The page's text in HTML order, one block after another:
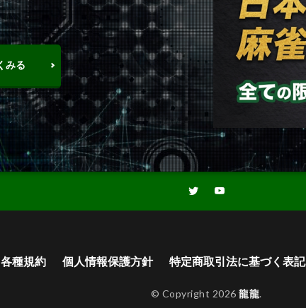
みる
各種規約 個人情報保護方針 特定商取引法に基づく表記
© Copyright 2026 龍龍.